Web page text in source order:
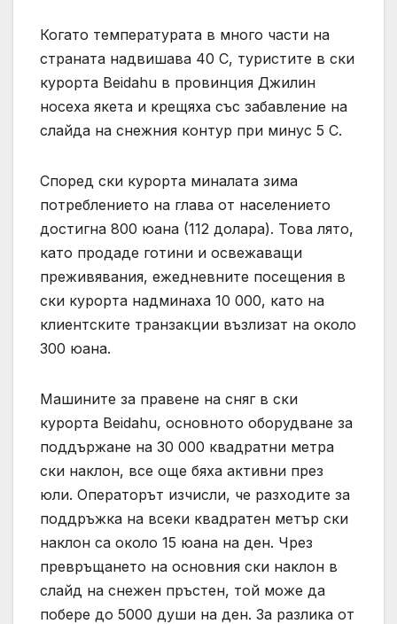
Когато температурата в много части на
страната надвишава 40 C, туристите в ски
курорта Beidahu в провинция Джилин
носеха якета и крещяха със забавление на
слайда на снежния контур при минус 5 С.
Според ски курорта миналата зима
потреблението на глава от населението
достигна 800 юана (112 долара). Това лято,
като продаде готини и освежаващи
преживявания, ежедневните посещения в
ски курорта надминаха 10 000, като на
клиентските транзакции възлизат на около
300 юана.
Машините за правене на сняг в ски
курорта Beidahu, основното оборудване за
поддържане на 30 000 квадратни метра
ски наклон, все още бяха активни през
юли. Операторът изчисли, че разходите за
поддръжка на всеки квадратен метър ски
наклон са около 15 юана на ден. Чрез
превръщането на основния ски наклон в
слайд на снежен пръстен, той може да
побере до 5000 души на ден. За разлика от